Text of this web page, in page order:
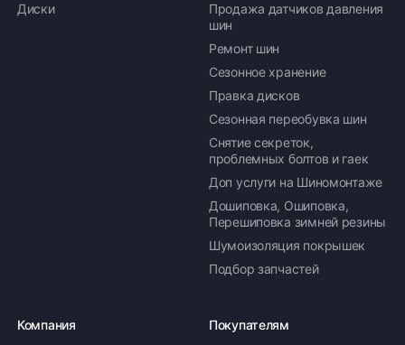
Диски
Продажа датчиков давления
шин
Ремонт шин
Сезонное хранение
Правка дисков
Сезонная переобувка шин
Снятие секреток,
проблемных болтов и гаек
Доп услуги на Шиномонтаже
Дошиповка, Ошиповка,
Перешиповка зимней резины
Шумоизоляция покрышек
Подбор запчастей
Компания Покупателям